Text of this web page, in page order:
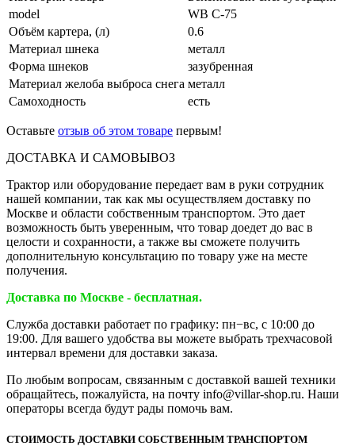
model
WB C-75
Объём картера, (л)
0.6
Материал шнека
металл
Форма шнеков
зазубренная
Материал желоба выброса снега металл
Самоходность
есть
Оставьте отзыв об этом товаре первым!
ДОСТАВКА И САМОВЫВОЗ
Трактор или оборудование передает вам в руки сотрудник
нашей компании, так как мы осуществляем доставку по
Москве и области собственным транспортом. Это дает
возможность быть уверенным, что товар доедет до вас в
целости и сохранности, а также вы сможете получить
дополнительную консультацию по товару уже на месте
получения.
Доставка по Москве - бесплатная.
Служба доставки работает по графику: пн−вс, с 10:00 до
19:00. Для вашего удобства вы можете выбрать трехчасовой
интервал времени для доставки заказа.
По любым вопросам, связанным с доставкой вашей техники
обращайтесь, пожалуйста, на почту info@villar-shop.ru. Наши
операторы всегда будут рады помочь вам.
СТОИМОСТЬ ДОСТАВКИ СОБСТВЕННЫМ ТРАНСПОРТОМ